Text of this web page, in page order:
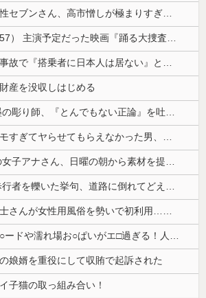
【マスコミ妄想】女性セブンさん、高市憎しが極まりすぎたのか、過去一級の低俗な「支持率下げてやる」記事を配信してしまう 想像の10倍低俗
【フジ】佐藤二朗（57） 主演予定だった映画『踊る大捜査線』スピンオフ作品の撮影中止が正式に決定
【赤っ恥】「航空機事故で『搭乗者に日本人は居ない』という発表は嫌い。人間として同じ価値だと思う」→ツッコミ殺到も「自分が気に入らないと思った」と...
産を没収しはじめる
【画像】 全身入れ墨の彫り師、『とんでもない正論』を吐いて30万再生されてしまうｗｗｗｗｗｗｗ
立ちんぼを買うもキモすぎてヤらせてもらえなかった男、代わりの足コキでまさかの大量身寸米青ｗｗｗ
【画像】 サンモニの女子アナさん、日曜の朝から素材を提供してしまう
【悲報】 女さん、歩行者を轢いた挙句、道路に倒れてどえらいことになってしまうw w w w w w w
長身美ボディの保育士さんが女性用風俗を勢いで初利用…子供に絶対見せられないメスの顔でイキまくり。
井上晴美、乳首ヘア○ードや濡れ場お○ぱいがエ□過ぎる！人生最後のラスト写真集、最高！！
娘婿を重役にして収賄で起訴された
子猫の取っ組み合い！